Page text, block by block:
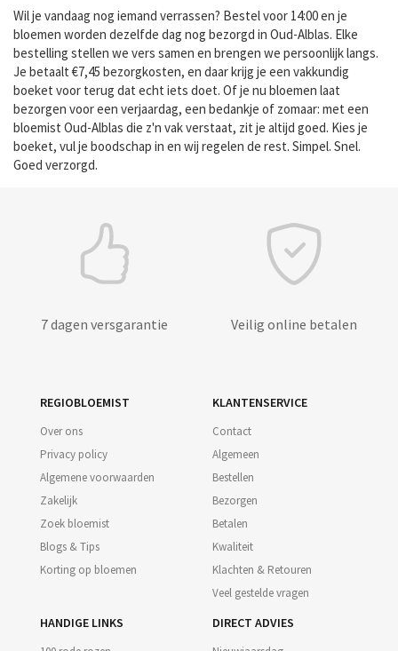
Wil je vandaag nog iemand verrassen? Bestel voor 14:00 en je
bloemen worden dezelfde dag nog bezorgd in Oud-Alblas. Elke
bestelling stellen we vers samen en brengen we persoonlijk langs.
Je betaalt €7,45 bezorgkosten, en daar krijg je een vakkundig
boeket voor terug dat echt iets doet. Of je nu bloemen laat
bezorgen voor een verjaardag, een bedankje of zomaar: met een
bloemist Oud-Alblas die z'n vak verstaat, zit je altijd goed. Kies je
boeket, vul je boodschap in en wij regelen de rest. Simpel. Snel.
Goed verzorgd.
7 dagen versgarantie Veilig online betalen
REGIOBLOEMIST
Over ons
Privacy policy
Algemene voorwaarden
Zakelijk
Zoek bloemist
Blogs & Tips
Korting op bloemen
KLANTENSERVICE
Contact
Algemeen
Bestellen
Bezorgen
Betalen
Kwaliteit
Klachten & Retouren
Veel gestelde vragen
HANDIGE LINKS DIRECT ADVIES